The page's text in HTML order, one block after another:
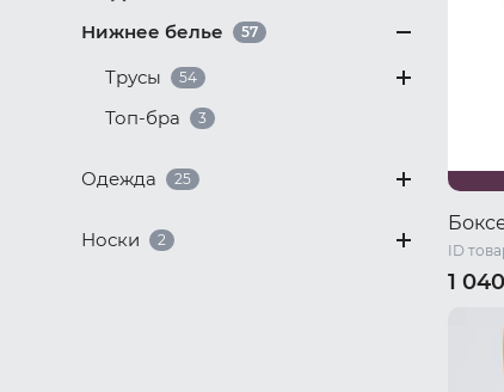
Нижнее белье
57
Трусы 54
Топ-бра 3
Одежда 25
Носки 2
ID
1
46 RU
52
58